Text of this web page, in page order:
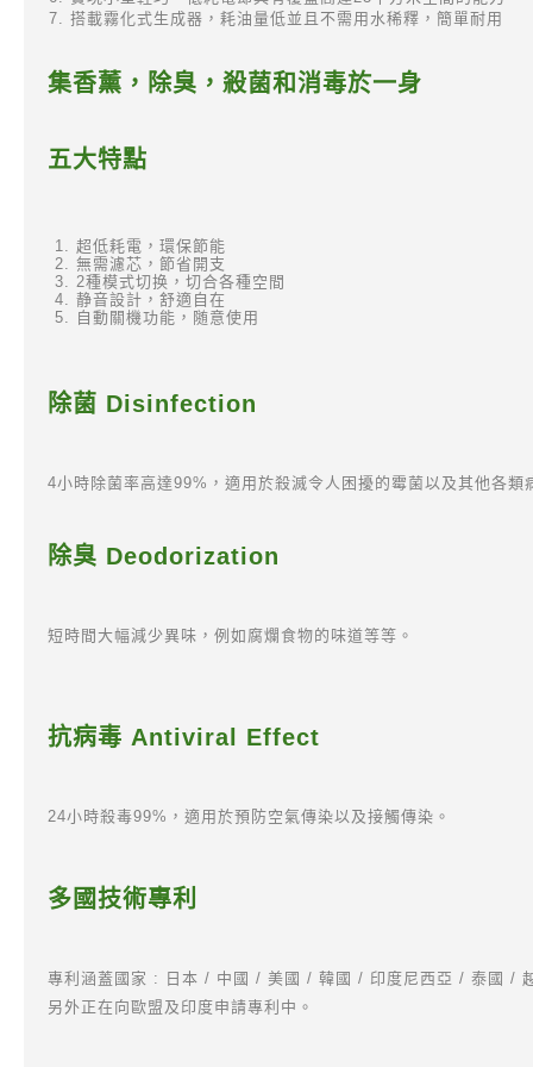
搭載霧化式生成器，耗油量低並且不需用水稀釋，簡單耐用
集香薰 ，除臭，殺菌和消毒於一身
五大特點
超低耗電，環保節能
無需濾芯，節省開支
2種模式切换，切合各種空間
静音設計，舒適自在
自動關機功能，随意使用
除菌 Disinfection
4小時除菌率高達99%，適用於殺滅令人困擾的霉菌以及其他各類
除臭 Deodorization
短時間大幅減少異味，例如腐爛食物的味道等等。
抗病毒 Antiviral Effect
24小時殺毒99%，適用於預防空氣傳染以及接觸傳染。
多國技術專利
專利涵蓋國家 : 日本 / 中國 / 美國 / 韓國 / 印度尼西亞 / 泰國 /
另外正在向歐盟及印度申請專利中。